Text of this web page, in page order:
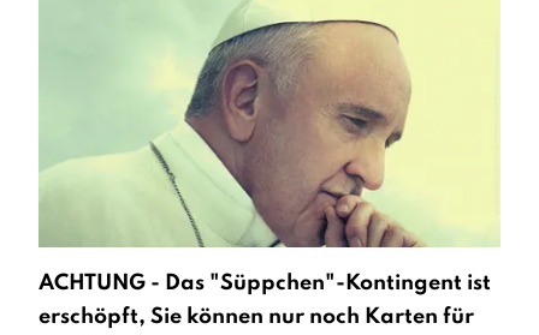
ACHTUNG - Das "Süppchen"-Kontingent ist
erschöpft, Sie können nur noch Karten für